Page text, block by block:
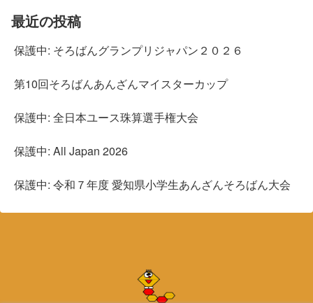
最近の投稿
保護中: そろばんグランプリジャパン２０２６
第10回そろばんあんざんマイスターカップ
保護中: 全日本ユース珠算選手権大会
保護中: All Japan 2026
保護中: 令和７年度 愛知県小学生あんざんそろばん大会